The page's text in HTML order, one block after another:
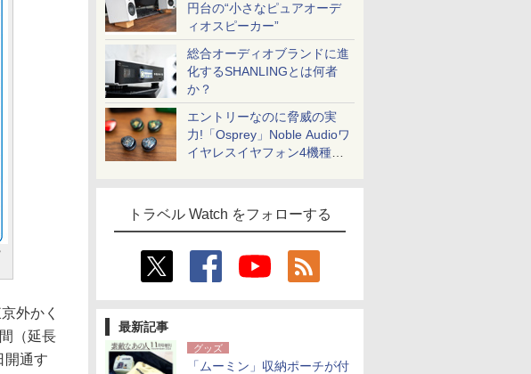
円台の“小さなピュアオーデ
ィオスピーカー”
総合オーディオブランドに進
化するSHANLINGとは何者
か？
エントリーなのに脅威の実
力!「Osprey」Noble Audioワ
イヤレスイヤフォン4機種を
トラベル Watch をフォローする
最新記事
グッズ
「ムーミン」収納ポーチが付
外かく
（延長
開通す